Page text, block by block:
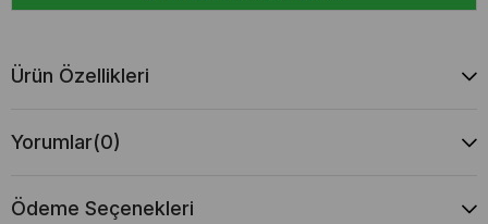
Ürün Özellikleri
Yorumlar(0)
Ödeme Seçenekleri